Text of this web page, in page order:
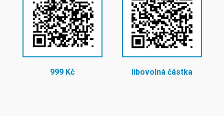
999 Kč libovolná částka